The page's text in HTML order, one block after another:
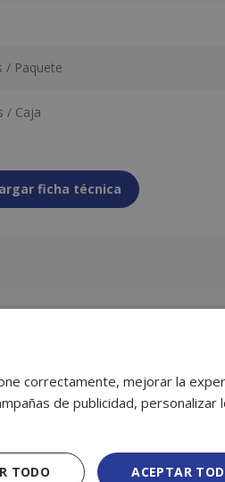
/ Paquete
/ Caja
ficha técnica
correctamente, mejorar la
de publicidad, personalizar
ACEPTAR
TODO